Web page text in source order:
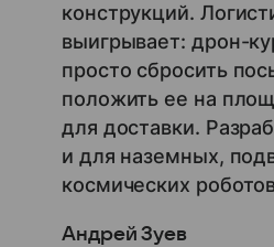
конструкций.
выигрывает: дрон-
просто сбросить
положить ее на
для доставки.
и для наземных,
космических
Андрей Зуев